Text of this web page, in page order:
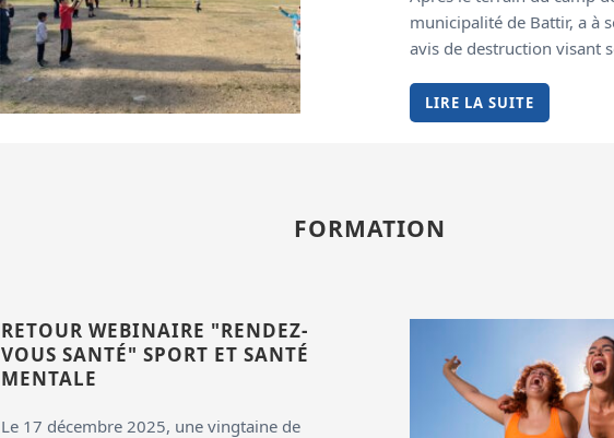
municipalité de Battir, a à
avis de destruction visant
LIRE LA SUITE
FORMATION
RETOUR WEBINAIRE "RENDEZ-
VOUS SANTÉ" SPORT ET SANTÉ
MENTALE
Le 17 décembre 2025, une vingtaine de